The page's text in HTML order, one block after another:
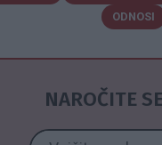
ODNOSI
NAROČITE